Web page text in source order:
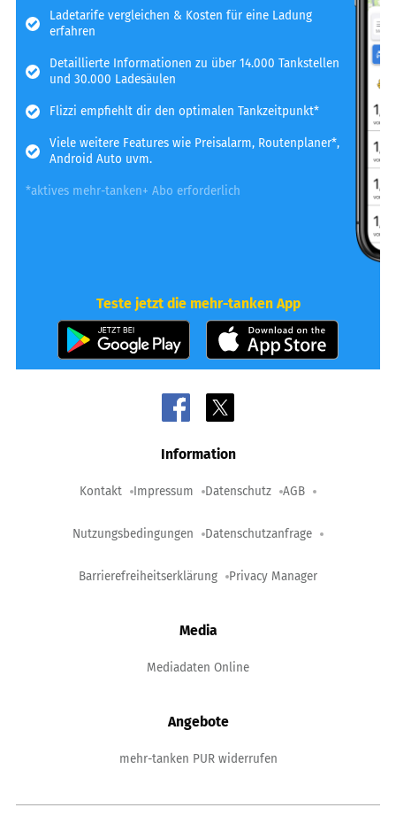
Ladetarife vergleichen & Kosten für eine Ladung
erfahren
Detaillierte Informationen zu über 14.000 Tankstellen
und 30.000 Ladesäulen
Flizzi empfiehlt dir den optimalen Tankzeitpunkt*
Viele weitere Features wie Preisalarm, Routenplaner*,
Android Auto uvm.
*aktives mehr-tanken+ Abo erforderlich
Teste jetzt die mehr-tanken App
Information
Kontakt Impressum Datenschutz AGB
Nutzungsbedingungen Datenschutzanfrage
Barrierefreiheitserklärung Privacy Manager
Media
Mediadaten Online
Angebote
mehr-tanken PUR widerrufen